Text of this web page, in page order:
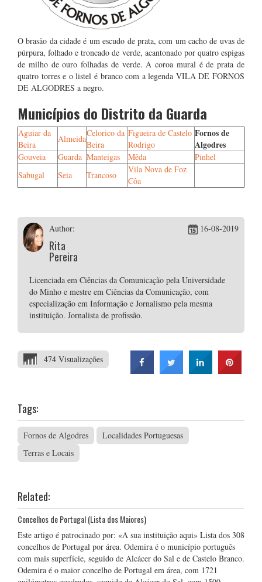
O brasão da cidade é um escudo de prata, com um cacho de uvas de
púrpura, folhado e troncado de verde, acantonado por quatro espigas
de milho de ouro folhadas de verde. A coroa mural é de prata de
quatro torres e o listel é branco com a legenda VILA DE FORNOS
DE ALGODRES a negro.
Municípios do Distrito da Guarda
Aguiar da
Beira
Almeida
Celorico da
Beira
Figueira de Castelo
Rodrigo
Fornos de
Algodres
Gouveia Guarda Manteigas Mêda
Pinhel
Sabugal
Seia Trancoso
Vila Nova de Foz
Côa
Author:
Rita
Pereira
16-08-2019
Licenciada em Ciências da Comunicação pela Universidade
do Minho e mestre em Ciências da Comunicação, com
especialização em Informação e Jornalismo pela mesma
instituição. Jornalista de profissão.
474 Visualizações
Tags:
Fornos de Algodres
Localidades Portuguesas
Terras e Locais
Related:
Concelhos de Portugal (Lista dos Maiores)
Este artigo é patrocinado por: «A sua instituição aqui» Lista dos 308
concelhos de Portugal por área. Odemira é o município português
com mais superfície, seguido de Alcácer do Sal e de Castelo Branco.
Odemira é o maior concelho de Portugal em área, com 1721